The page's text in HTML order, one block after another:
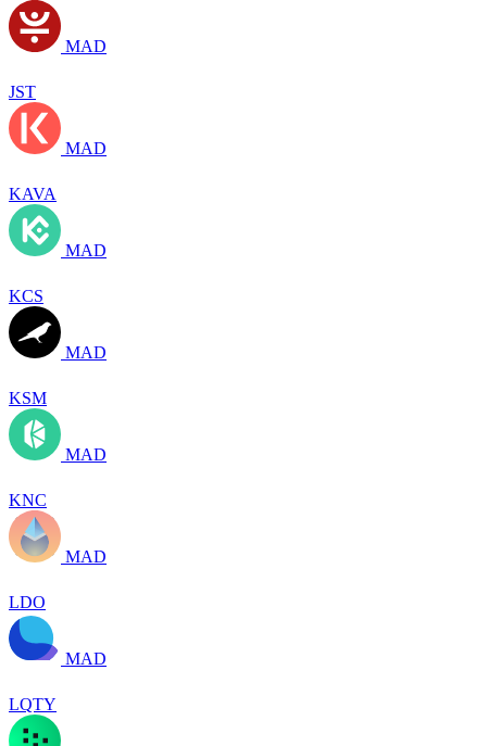
MAD
JST
MAD
KAVA
MAD
KCS
MAD
KSM
MAD
KNC
MAD
LDO
MAD
LQTY